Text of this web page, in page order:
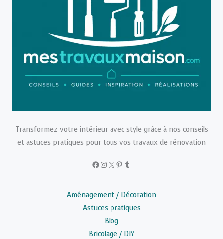
Transformez votre intérieur avec style grâce à nos conseils
et astuces pratiques pour tous vos travaux de rénovation
Facebook
Instagram
X Pinterest
Tumblr
Aménagement / Décoration
Astuces pratiques
Blog
Bricolage / DIY